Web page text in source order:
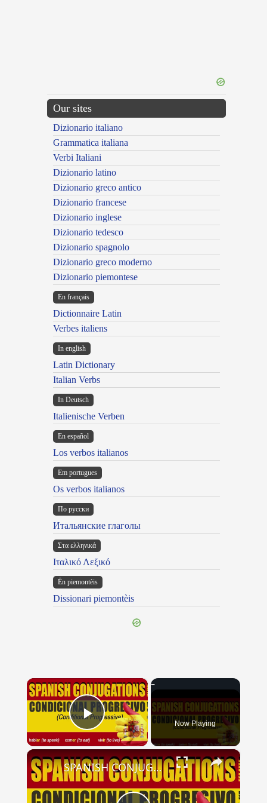
Our sites
Dizionario italiano
Grammatica italiana
Verbi Italiani
Dizionario latino
Dizionario greco antico
Dizionario francese
Dizionario inglese
Dizionario tedesco
Dizionario spagnolo
Dizionario greco moderno
Dizionario piemontese
En français
Dictionnaire Latin
Verbes italiens
In english
Latin Dictionary
Italian Verbs
In Deutsch
Italienische Verben
En español
Los verbos italianos
Em portugues
Os verbos italianos
По русски
Итальянские глаголы
Στα ελληνικά
Ιταλικό Λεξικό
Ën piemontèis
Dissionari piemontèis
×
Play Video Now Playing
×
SPANISH CONJUGATIONS: Conditional Progressive (Condicional Progresivo)